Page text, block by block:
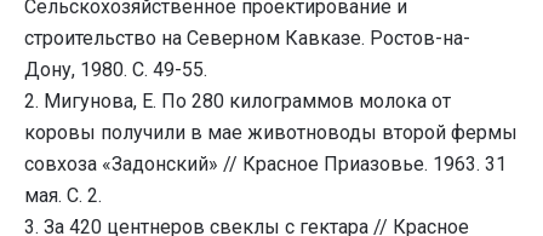
Сельскохозяйственное проектирование и
строительство на Северном Кавказе. Ростов-на-
Дону, 1980. С. 49-55.
2. Мигунова, Е. По 280 килограммов молока от
коровы получили в мае животноводы второй фермы
совхоза «Задонский» // Красное Приазовье. 1963. 31
мая. С. 2.
3. За 420 центнеров свеклы с гектара // Красное